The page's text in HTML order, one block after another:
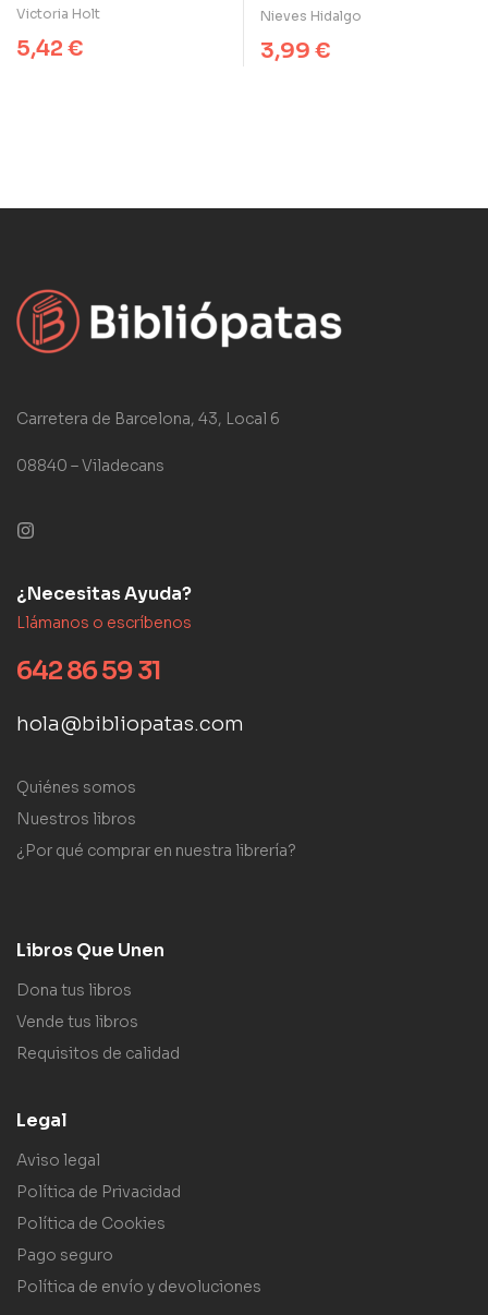
Victoria Holt
5,42 €
Nieves Hidalgo
3,99 €
Carretera de Barcelona, 43, Local 6
08840 – Viladecans
¿Necesitas Ayuda?
Llámanos o escríbenos
642 86 59 31
hola@bibliopatas.com
Quiénes somos
Nuestros libros
¿Por qué comprar en nuestra librería?
Libros Que Unen
Dona tus libros
Vende tus libros
Requisitos de calidad
Legal
Aviso legal
Política de Privacidad
Política de Cookies
Pago seguro
Política de envío y devoluciones